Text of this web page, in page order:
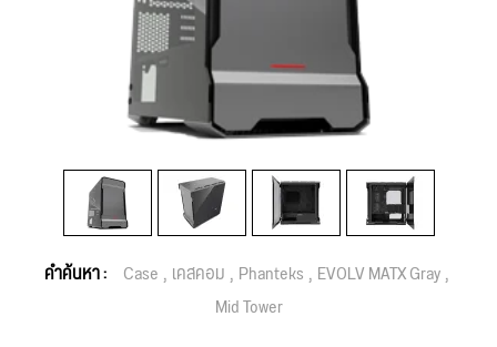
คำค้นหา : Case เคสคอม Phanteks EVOLV MATX Gray
Mid Tower